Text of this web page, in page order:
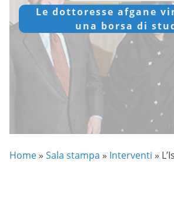
Le dottoresse afgane
una borsa di
Home » Sala stampa » Interventi »